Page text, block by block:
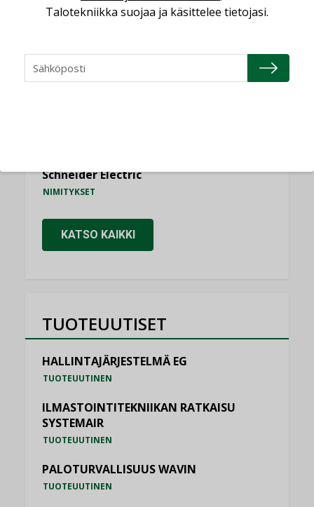
NIMITYKSET
Refair
Schneider Electric
NIMITYKSET
KATSO KAIKKI
TUOTEUUTISET
HALLINTAJÄRJESTELMÄ EG
TUOTEUUTINEN
ILMASTOINTITEKNIIKAN RATKAISU
SYSTEMAIR
TUOTEUUTINEN
PALOTURVALLISUUS WAVIN
TUOTEUUTINEN
Talotekniikka suojaa ja käsittelee tietojasi.